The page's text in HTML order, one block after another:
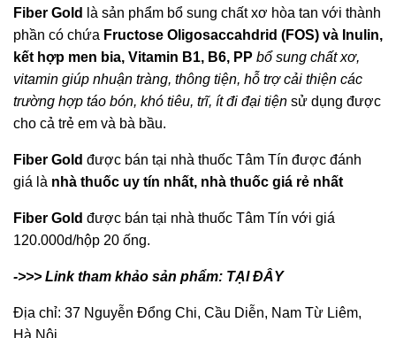
Fiber Gold
là sản phẩm bổ sung chất xơ hòa tan với thành
phần có chứa Fructose Oligosaccahdrid (FOS) và Inulin,
kết hợp men bia, Vitamin B1, B6, PP bổ sung chất xơ,
vitamin giúp nhuận tràng, thông tiện, hỗ trợ cải thiện các
trường hợp táo bón, khó tiêu, trĩ, ít đi đại tiện sử dụng được
cho cả trẻ em và bà bầu.
Fiber Gold được bán tại nhà thuốc Tâm Tín được đánh
giá là nhà thuốc uy tín nhất, nhà thuốc giá rẻ nhất
Fiber Gold được bán tại nhà thuốc Tâm Tín với giá
120.000d/hộp 20 ống.
->>> Link tham khảo sản phẩm: TẠI ĐÂY
Địa chỉ: 37 Nguyễn Đổng Chi, Cầu Diễn, Nam Từ Liêm,